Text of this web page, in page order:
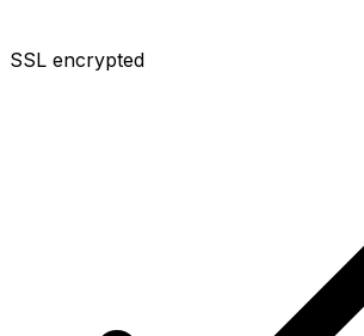
SSL encrypted